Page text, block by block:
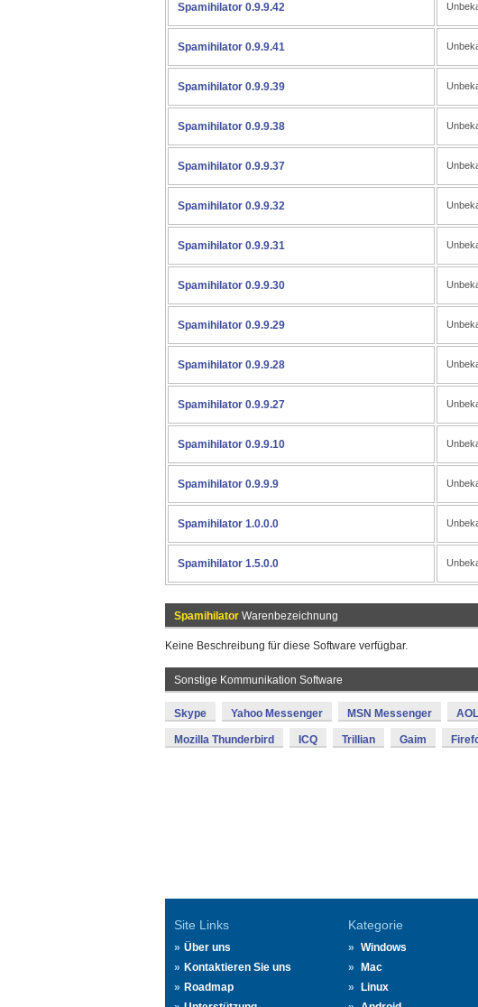
Spamihilator 0.9.9.42
Spamihilator 0.9.9.41
Spamihilator 0.9.9.39
Spamihilator 0.9.9.38
Spamihilator 0.9.9.37
Spamihilator 0.9.9.32
Spamihilator 0.9.9.31
Spamihilator 0.9.9.30
Spamihilator 0.9.9.29
Spamihilator 0.9.9.28
Spamihilator 0.9.9.27
Spamihilator 0.9.9.10
Spamihilator 0.9.9.9
Spamihilator 1.0.0.0
Spamihilator 1.5.0.0
Spamihilator Warenbezeichnung
Keine Beschreibung für diese Software verfügbar.
Sonstige Kommunikation Software
Skype Yahoo Messenger MSN Messenger
Mozilla Thunderbird ICQ Trillian Gaim
Site Links
Über uns
Kontaktieren Sie uns
Roadmap
Kategorie
Windows
Mac
Linux